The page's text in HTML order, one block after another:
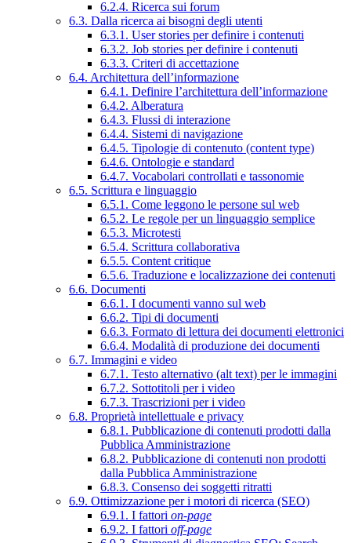
6.2.4. Ricerca sui forum
6.3. Dalla ricerca ai bisogni degli utenti
6.3.1. User stories per definire i contenuti
6.3.2. Job stories per definire i contenuti
6.3.3. Criteri di accettazione
6.4. Architettura dell’informazione
6.4.1. Definire l’architettura dell’informazione
6.4.2. Alberatura
6.4.3. Flussi di interazione
6.4.4. Sistemi di navigazione
6.4.5. Tipologie di contenuto (content type)
6.4.6. Ontologie e standard
6.4.7. Vocabolari controllati e tassonomie
6.5. Scrittura e linguaggio
6.5.1. Come leggono le persone sul web
6.5.2. Le regole per un linguaggio semplice
6.5.3. Microtesti
6.5.4. Scrittura collaborativa
6.5.5. Content critique
6.5.6. Traduzione e localizzazione dei contenuti
6.6. Documenti
6.6.1. I documenti vanno sul web
6.6.2. Tipi di documenti
6.6.3. Formato di lettura dei documenti elettronici
6.6.4. Modalità di produzione dei documenti
6.7. Immagini e video
6.7.1. Testo alternativo (alt text) per le immagini
6.7.2. Sottotitoli per i video
6.7.3. Trascrizioni per i video
6.8. Proprietà intellettuale e privacy
6.8.1. Pubblicazione di contenuti prodotti dalla
Pubblica Amministrazione
6.8.2. Pubblicazione di contenuti non prodotti
dalla Pubblica Amministrazione
6.8.3. Consenso dei soggetti ritratti
6.9. Ottimizzazione per i motori di ricerca (SEO)
6.9.1. I fattori on-page
6.9.2. I fattori off-page